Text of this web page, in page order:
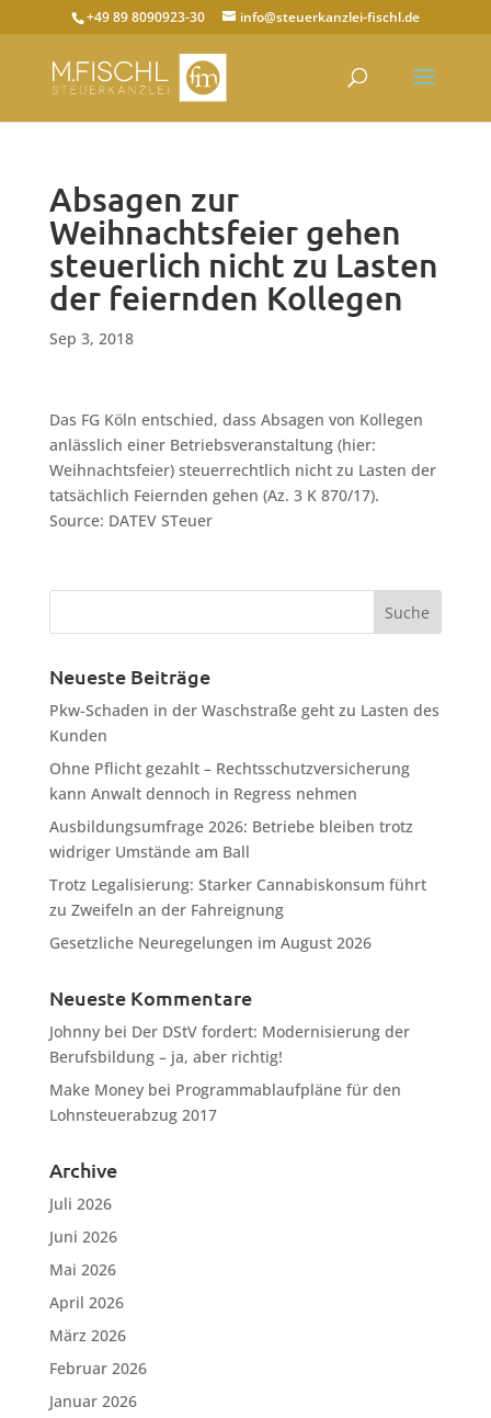
+49 89 8090923-30 info@steuerkanzlei-fischl.de
Absagen zur
Weihnachtsfeier gehen
steuerlich nicht zu Lasten
der feiernden Kollegen
Sep 3, 2018
Das FG Köln entschied, dass Absagen von Kollegen
anlässlich einer Betriebsveranstaltung (hier:
Weihnachtsfeier) steuerrechtlich nicht zu Lasten der
tatsächlich Feiernden gehen (Az. 3 K 870/17).
Source: DATEV STeuer
Neueste Beiträge
Pkw-Schaden in der Waschstraße geht zu Lasten des
Kunden
Ohne Pflicht gezahlt – Rechtsschutzversicherung
kann Anwalt dennoch in Regress nehmen
Ausbildungsumfrage 2026: Betriebe bleiben trotz
widriger Umstände am Ball
Trotz Legalisierung: Starker Cannabiskonsum führt
zu Zweifeln an der Fahreignung
Gesetzliche Neuregelungen im August 2026
Neueste Kommentare
Johnnybei Der DStV fordert: Modernisierung der
Berufsbildung – ja, aber richtig!
Make Moneybei Programmablaufpläne für den
Lohnsteuerabzug 2017
Archive
Juli 2026
Juni 2026
Mai 2026
April 2026
März 2026
Februar 2026
Januar 2026